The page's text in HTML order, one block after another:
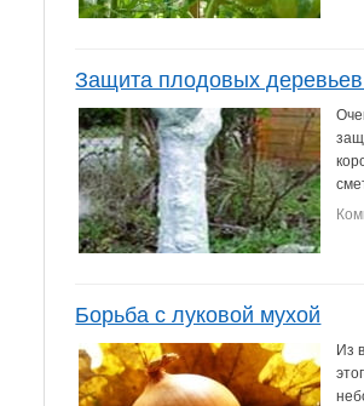
Защита плодовых
Борьба с луковой мухой
Из